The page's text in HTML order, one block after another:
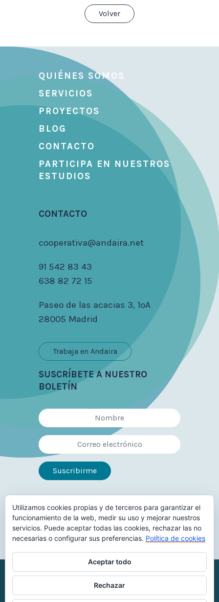
Volver
QUIÉNES SOMOS
SERVICIOS
PROYECTOS
BLOG
CONTACTO
PARTICIPA EN NUESTROS
ESTUDIOS
CONTACTO
cooperativa@andaira.net
91 542 83 43
638 82 72 15
Paseo de las acacias 3, 1ºA
28005 Madrid
Trabaja en Andaira
SUSCRÍBETE A NUESTRO
BOLETÍN
Síguenos en
Reconocimiento-NoComercial-
CompartirIgual
Utilizamos cookies propias y de terceros para garantizar el
funcionamiento de la web, medir su uso y mejorar nuestros
servicios. Puede aceptar todas las cookies, rechazar las no
necesarias o configurar sus preferencias. Política de cookies
Aceptar todo
Rechazar